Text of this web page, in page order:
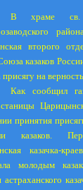
В храме св.
второго
казаков
присягу на
Как сообщил
принятия
казаков.
казачка-
молодым
астраханского